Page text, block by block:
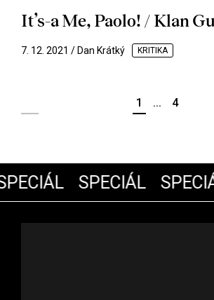
It’s-a Me, Paolo! / Klan
7. 12. 2021 / Dan Krátký KRITIKA
1 ... 4
SPECIÁL